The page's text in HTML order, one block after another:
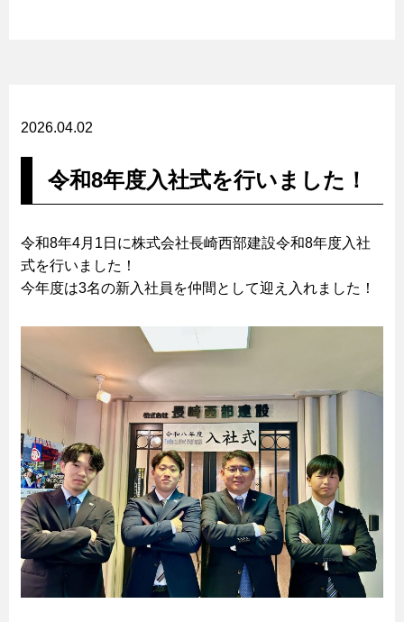
2026.04.02
令和8年度入社式を行いました！
令和8年4月1日に株式会社長崎西部建設令和8年度入社
式を行いました！
今年度は3名の新入社員を仲間として迎え入れました！